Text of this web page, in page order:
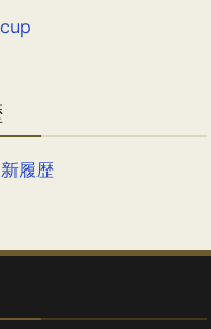
履歴